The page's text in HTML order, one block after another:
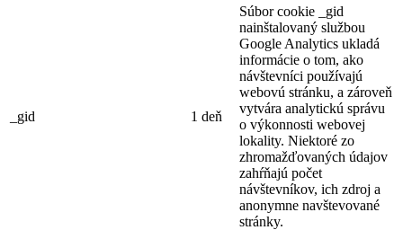
_gid 1 deň
Súbor cookie _gid
nainštalovaný službou
Google Analytics ukladá
informácie o tom, ako
návštevníci používajú
webovú stránku, a zároveň
vytvára analytickú správu
o výkonnosti webovej
lokality. Niektoré zo
zhromažďovaných údajov
zahŕňajú počet
návštevníkov, ich zdroj a
anonymne navštevované
stránky.